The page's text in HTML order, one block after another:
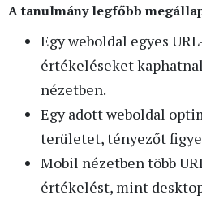
A tanulmány legfőbb
Egy weboldal egyes
értékeléseket
nézetben.
Egy adott weboldal
területet, tényezőt
Mobil nézetben több
értékelést, mint